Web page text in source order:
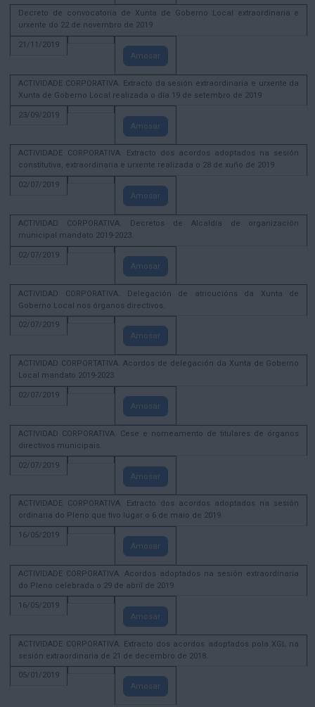
Decreto de convocatoria de Xunta de Goberno Local extraordinaria e
urxente do 22 de novembro de 2019
21/11/2019
Amosar
ACTIVIDADE CORPORATIVA. Extracto da sesión extraordinaria e urxente da
Xunta de Goberno Local realizada o día 19 de setembro de 2019
23/09/2019
Amosar
ACTIVIDADE CORPORATIVA. Extracto dos acordos adoptados na sesión
constitutiva, extraordinaria e urxente realizada o 28 de xuño de 2019
02/07/2019
Amosar
ACTIVIDAD CORPORATIVA. Decretos de Alcaldía de organización
municipal mandato 2019-2023.
02/07/2019
Amosar
ACTIVIDAD CORPORATIVA. Delegación de atricucións da Xunta de
Goberno Local nos órganos directivos.
02/07/2019
Amosar
ACTIVIDAD CORPORTATIVA. Acordos de delegación da Xunta de Goberno
Local mandato 2019-2023
02/07/2019
Amosar
ACTIVIDAD CORPORATIVA. Cese e nomeamento de titulares de órganos
directivos municipais.
02/07/2019
Amosar
ACTIVIDADE CORPORATIVA. Extracto dos acordos adoptados na sesión
ordinaria do Pleno que tivo lugar o 6 de maio de 2019.
16/05/2019
Amosar
ACTIVIDADE CORPORATIVA. Acordos adoptados na sesión extraordinaria
do Pleno celebrada o 29 de abril de 2019
16/05/2019
Amosar
ACTIVIDADE CORPORATIVA. Extracto dos acordos adoptados pola XGL na
sesión extraordinaria de 21 de decembro de 2018.
05/01/2019
Amosar